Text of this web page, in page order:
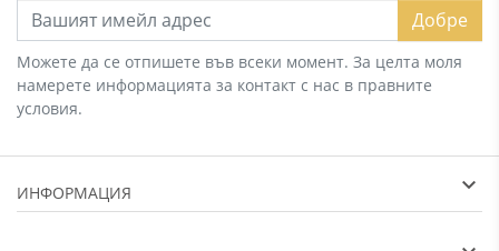
Добре
Можете да се отпишете във всеки момент. За целта моля
намерете информацията за контакт с нас в правните
условия.
ИНФОРМАЦИЯ